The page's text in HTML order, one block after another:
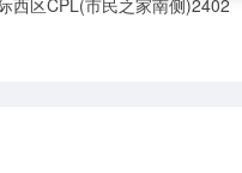
西区CPL(市民之家南侧)2402